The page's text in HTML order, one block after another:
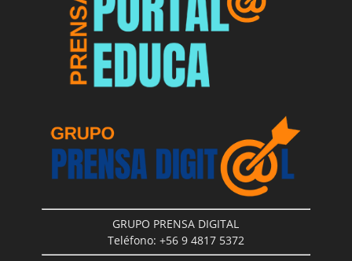
GRUPO PRENSA DIGITAL
Teléfono: +56 9 4817 5372